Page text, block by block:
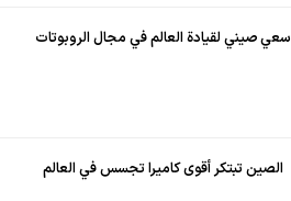
سعي صيني لقيادة العالم في مجال الروبوتات
الصين تبتكر أقوى كاميرا تجسس في العالم